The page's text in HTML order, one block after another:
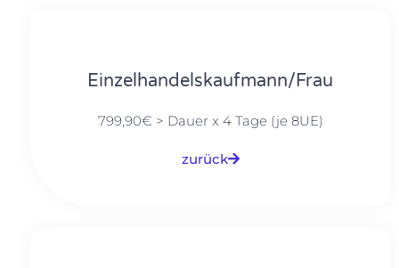
Einzelhandelskaufmann/Frau
799,90€ > Dauer x 4 Tage (je 8UE)
zurück